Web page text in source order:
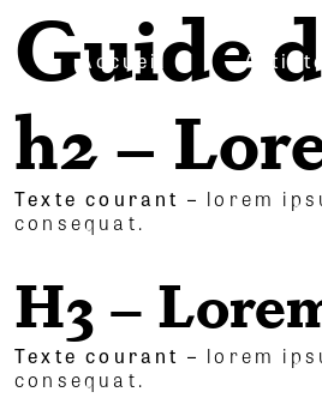
Accueil
Guide
h2 –
Texte courant – lorem
consequat.
H3 –
Texte courant – lorem
consequat.